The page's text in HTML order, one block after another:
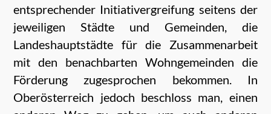
entsprechender Initiativergreifung seitens der
jeweiligen Städte und Gemeinden, die
Landeshauptstädte für die Zusammenarbeit
mit den benachbarten Wohngemeinden die
Förderung zugesprochen bekommen. In
Oberösterreich jedoch beschloss man, einen